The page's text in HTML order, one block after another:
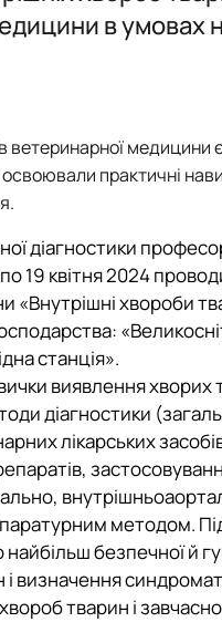
в умовах
ветеринарної
практичні
діагностики
19 квітня 2024
«Внутрішні хвороби
станція».
виявлення хворих
діагностики
лікарських
методом.
безпечної й
визначення
тварин і